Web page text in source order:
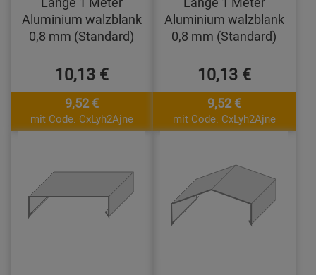
Aluminium walzblank
0,8 mm (Standard)
10,13 €
9,52 €
mit Code: CxLyh2Ajne
Aluminium walzblank
0,8 mm (Standard)
10,13 €
9,52 €
mit Code: CxLyh2Ajne